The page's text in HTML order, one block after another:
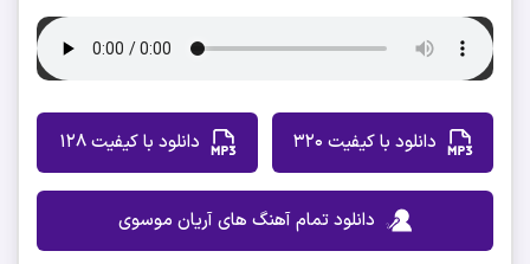
دانلود با کیفیت 320 دانلود با کیفیت 128
دانلود تمام آهنگ های آریان موسوی